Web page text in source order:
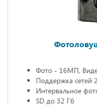
Фото - 16МП,
Поддержка сетей
Интервальное
SD до 32 Гб